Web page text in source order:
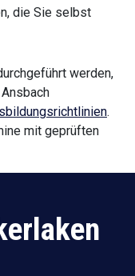
die Sie selbst
werden,
.
mit geprüften